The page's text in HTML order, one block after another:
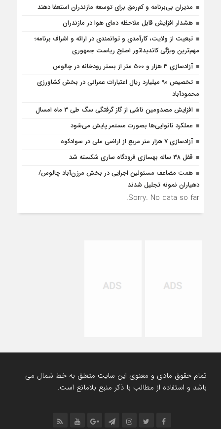
مدیران بی‌برنامه و کم‌رمق برای توسعه مازندران استعفا دهند
هشدار افزایش قابل ملاحظه دمای هوا در مازندران
تبعیت از ولایت، کارآمدی و توانمندی در ارائه و اشراف برنامه؛
مهم‌ترین ویژگی کاندیداتور اصلح ریاست جمهوری
آزادسازی 3 هزار و 500 متر از بستر رودخانه در چالوس
تخصیص 90 میلیارد ریال اعتبارات عمرانی در بخش کشاورزی
محمودآباد
افزایش مصدومین ناشی از گاز گرفتگی سگ طی ۳ ماه امسال
عملکرد نانوایی‌ها بصورت مستمر پایش می‌شود
آزادسازی 7 هزار متر مربع از اراضی ملی در سوادکوه
قفل ۳۸ ساله بهسازی فرودگاه ساری شکسته شد
همت مضاعف مسئولین اجرایی در بخش مرزن‌آباد چالوس/
دهیاران نمونه تجلیل شدند
Sorry. No data so far.
تمام حقوق مادی و معنوی این سایت متعلق به خط شمال می
باشد و استفاده از مطالب با ذکر منبع بلامانع است.